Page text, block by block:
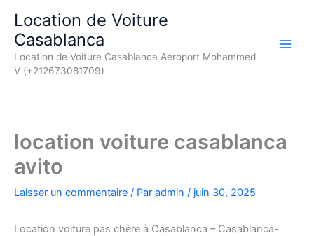
contenu
Location de Voiture
Casablanca
Location de Voiture Casablanca Aéroport Mohammed
V (+212673081709)
location voiture casablanca
avito
Laisser un commentaire / Par admin / juin 30, 2025
Location voiture pas chère à Casablanca – Casablanca-